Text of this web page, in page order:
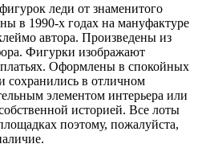
леди от знаменитого
в 1990-х годах на мануфактуре
автора. Произведены из
Фигурки изображают
Оформлены в спокойных
сохранились в отличном
элементом интерьера или
историей. Все лоты
поэтому, пожалуйста,